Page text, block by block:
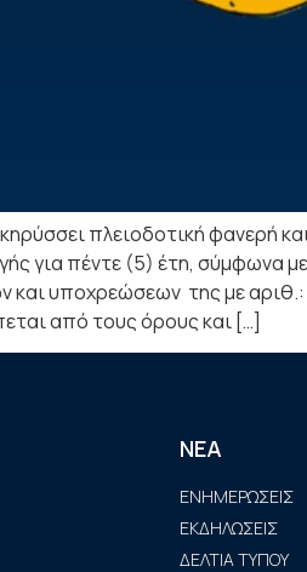
πλειοδοτική φανερή
για πέντε (5) έτη, σύμφωνα
και υποχρεώσεων της με
από τους όρους και […]
ΝΕΑ
ΕΝΗΜΕΡΩΣΕΙΣ
ΕΚΔΗΛΩΣΕΙΣ
ΔΕΛΤΙΑ ΤΥΠΟΥ